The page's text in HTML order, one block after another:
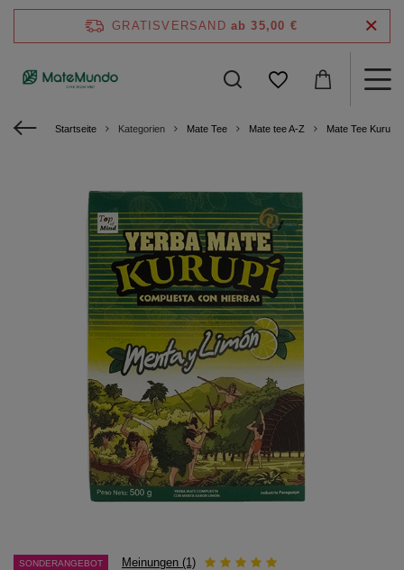
GRATISVERSAND ab 35,00 €
Startseite Kategorien Mate Tee Mate tee A-Z Mate Tee Kurupi
SONDERANGEBOT Meinungen (1)